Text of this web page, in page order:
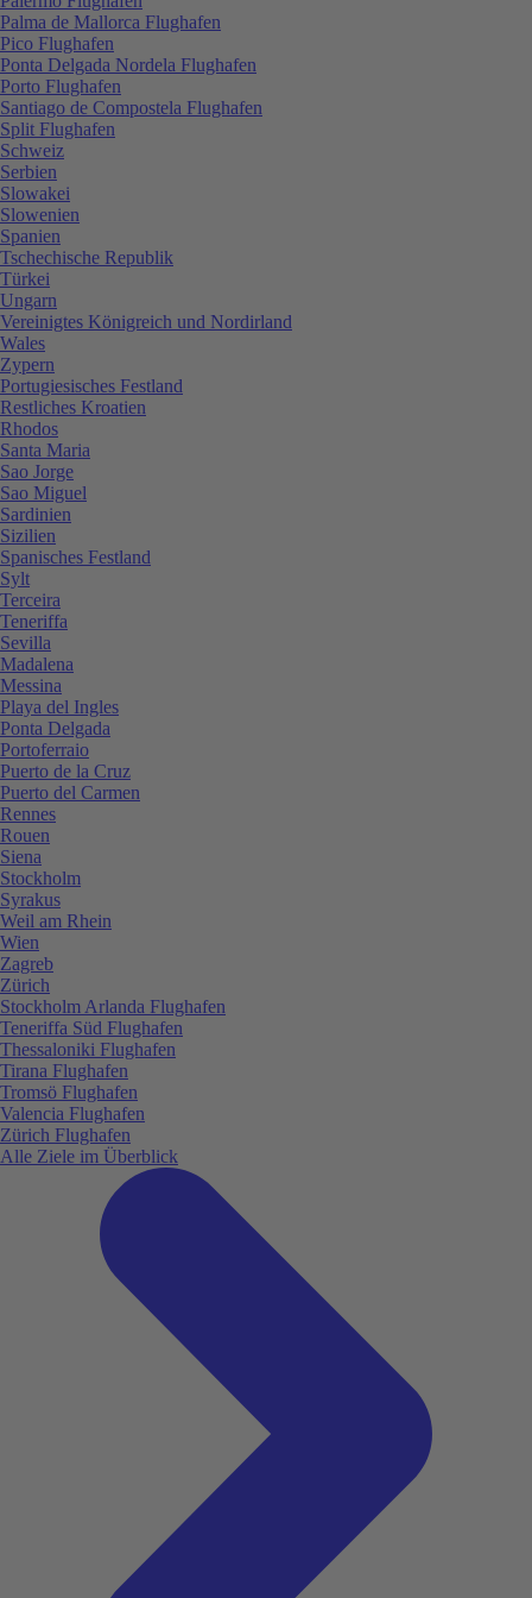
Palma de Mallorca Flughafen
Pico Flughafen
Ponta Delgada Nordela Flughafen
Porto Flughafen
Santiago de Compostela Flughafen
Split Flughafen
Schweiz
Serbien
Slowakei
Slowenien
Spanien
Tschechische Republik
Türkei
Ungarn
Vereinigtes Königreich und Nordirland
Wales
Zypern
Portugiesisches Festland
Restliches Kroatien
Rhodos
Santa Maria
Sao Jorge
Sao Miguel
Sardinien
Sizilien
Spanisches Festland
Sylt
Terceira
Teneriffa
Sevilla
Madalena
Messina
Playa del Ingles
Ponta Delgada
Portoferraio
Puerto de la Cruz
Puerto del Carmen
Rennes
Rouen
Siena
Stockholm
Syrakus
Weil am Rhein
Wien
Zagreb
Zürich
Stockholm Arlanda Flughafen
Teneriffa Süd Flughafen
Thessaloniki Flughafen
Tirana Flughafen
Tromsö Flughafen
Valencia Flughafen
Zürich Flughafen
Alle Ziele im Überblick